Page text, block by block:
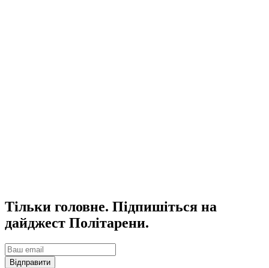
Тільки головне. Підпишіться на
дайджест Політарени.
Відправити